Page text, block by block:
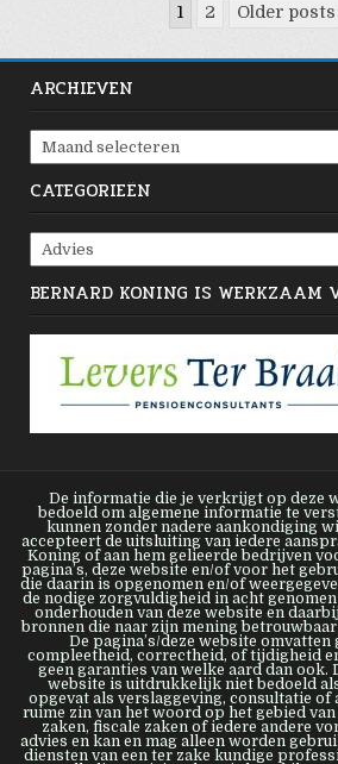
paginering
1 2 Older
ARCHIEVEN
Archieven
CATEGORIEËN
Categorieën
BERNARD KONING IS WERKZAAM
De informatie die je verkrijgt op deze
bedoeld om algemene informatie te
kunnen zonder nadere aankondiging
accepteert de uitsluiting van iedere
Koning of aan hem gelieerde bedrijven
pagina’s, deze website en/of voor het
die daarin is opgenomen en/of
de nodige zorgvuldigheid in acht
onderhouden van deze website en
bronnen die naar zijn mening
De pagina’s/deze website omvatten
compleetheid, correctheid, of tijdigheid
geen garanties van welke aard dan ook.
website is uitdrukkelijk niet bedoeld
opgevat als verslaggeving, consultatie of
ruime zin van het woord op het gebied
zaken, fiscale zaken of iedere andere
advies en kan en mag alleen worden
diensten van een ter zake kundige